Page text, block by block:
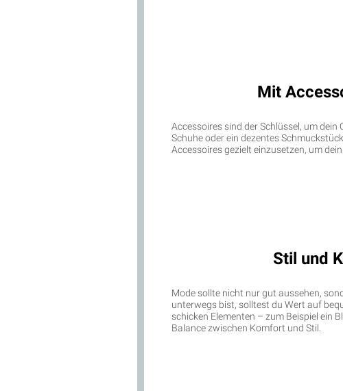
Mit
Accessoires sind der Schlüssel, um
Schuhe oder ein dezentes
Accessoires gezielt einzusetzen, um
Stil und
Mode sollte nicht nur gut aussehen,
unterwegs bist, solltest du Wert auf
schicken Elementen – zum Beispiel ein
Balance zwischen Komfort und Stil.